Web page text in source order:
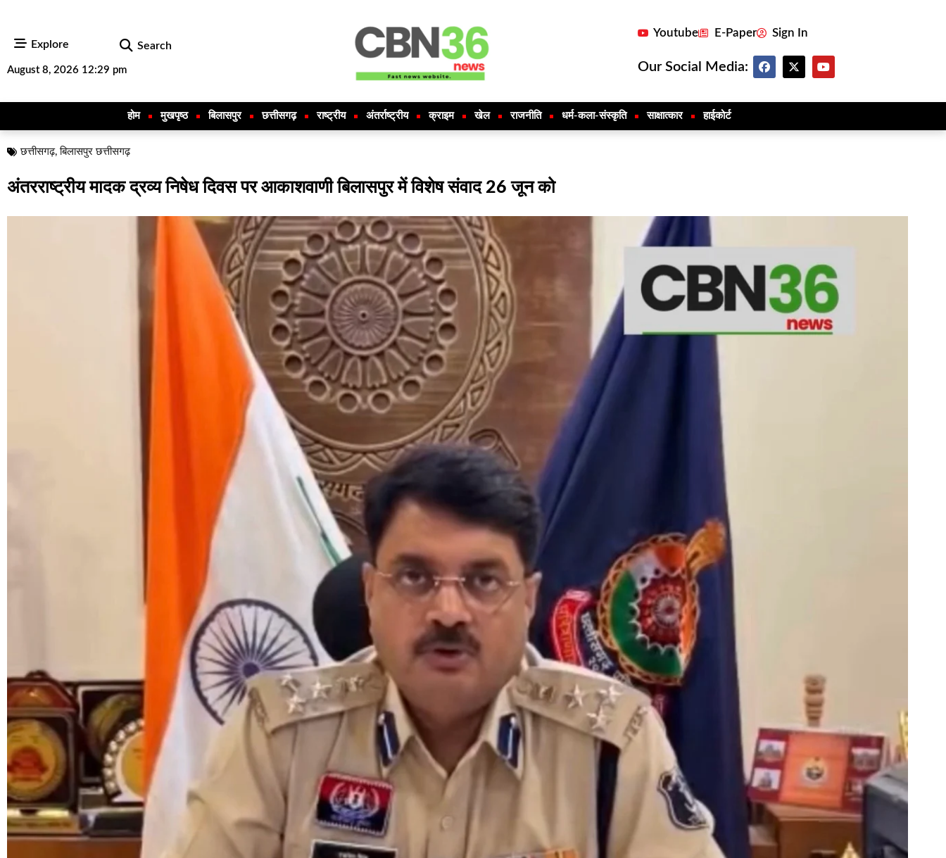
Explore Search
August 8, 2026 12:29 pm
Youtube E-Paper Sign In
Our Social Media:
होम मुखपृष्ठ बिलासपुर छत्तीसगढ़ राष्ट्रीय अंतर्राष्ट्रीय क्राइम खेल राजनीति धर्म-कला-संस्कृति साक्षात्कार हाईकोर्ट
छत्तीसगढ़,बिलासपुर छत्तीसगढ़
अंतरराष्ट्रीय मादक द्रव्य निषेध दिवस पर आकाशवाणी बिलासपुर में विशेष संवाद 26 जून को